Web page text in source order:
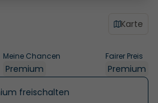
Meine Chancen
Premium
Fairer Preis
Premium
freischalten
Karte